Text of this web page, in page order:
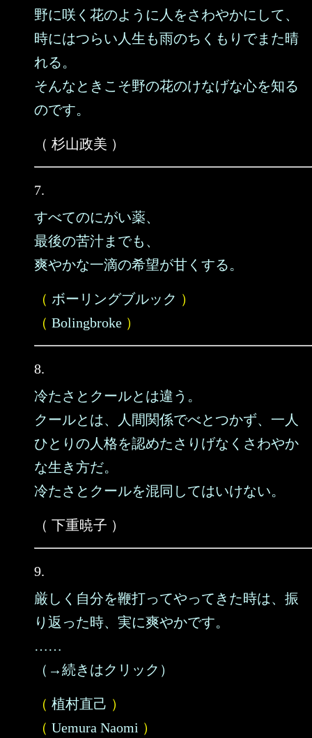
野に咲く花のように人をさわやかにして、
時にはつらい人生も雨のちくもりでまた晴
れる。
そんなときこそ野の花のけなげな心を知る
のです。
（ 杉山政美 ）
7.
すべてのにがい薬、
最後の苦汁までも、
爽やかな一滴の希望が甘くする。
（ ボーリングブルック ）
（ Bolingbroke ）
8.
冷たさとクールとは違う。
クールとは、人間関係でべとつかず、一人
ひとりの人格を認めたさりげなくさわやか
な生き方だ。
冷たさとクールを混同してはいけない。
（ 下重暁子 ）
9.
厳しく自分を鞭打ってやってきた時は、振
り返った時、実に爽やかです。
……
（→続きはクリック）
（ 植村直己 ）
（ Uemura Naomi ）